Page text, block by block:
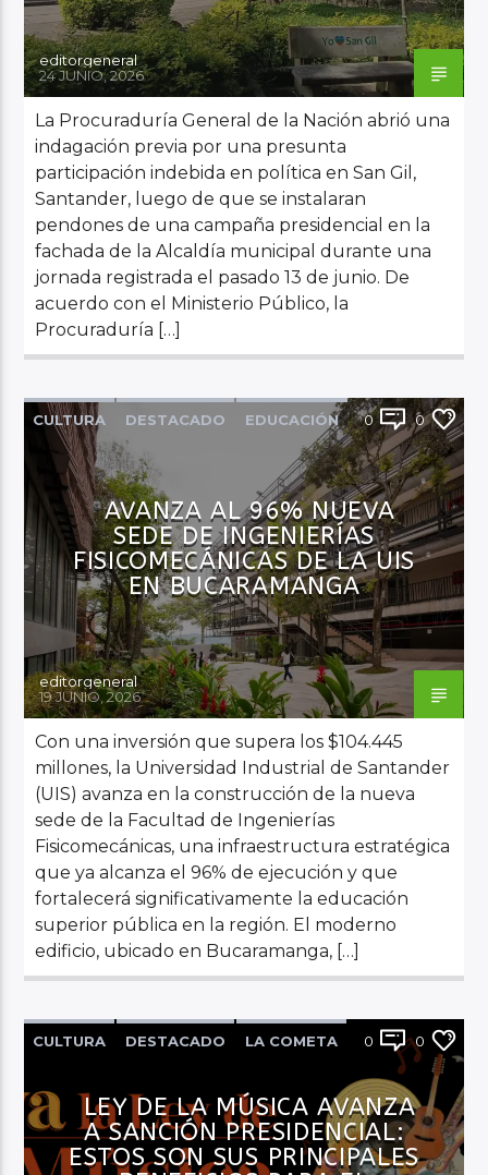
editorgeneral
24 JUNIO, 2026
La Procuraduría General de la Nación abrió una
indagación previa por una presunta
participación indebida en política en San Gil,
Santander, luego de que se instalaran
pendones de una campaña presidencial en la
fachada de la Alcaldía municipal durante una
jornada registrada el pasado 13 de junio. De
acuerdo con el Ministerio Público, la
Procuraduría […]
CULTURA DESTACADO EDUCACIÓN
LA COMETA NOTICIAS NOVEDADES
PRINCIPAL REGIÓN
0 0
AVANZA AL 96% NUEVA
SEDE DE INGENIERÍAS
FISICOMECÁNICAS DE LA UIS
EN BUCARAMANGA
editorgeneral
19 JUNIO, 2026
Con una inversión que supera los $104.445
millones, la Universidad Industrial de Santander
(UIS) avanza en la construcción de la nueva
sede de la Facultad de Ingenierías
Fisicomecánicas, una infraestructura estratégica
que ya alcanza el 96% de ejecución y que
fortalecerá significativamente la educación
superior pública en la región. El moderno
edificio, ubicado en Bucaramanga, […]
CULTURA DESTACADO LA COMETA 0 0
LEY DE LA MÚSICA AVANZA
A SANCIÓN PRESIDENCIAL:
ESTOS SON SUS PRINCIPALES